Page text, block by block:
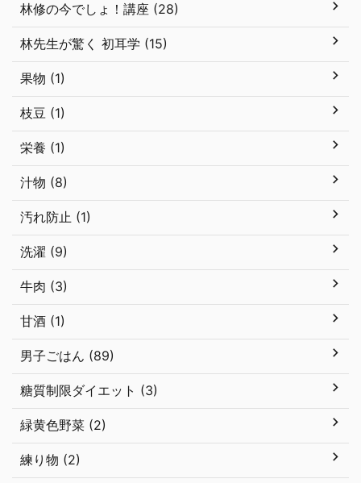
林修の今でしょ！講座 (28)
林先生が驚く 初耳学 (15)
果物 (1)
枝豆 (1)
栄養 (1)
汁物 (8)
汚れ防止 (1)
洗濯 (9)
牛肉 (3)
甘酒 (1)
男子ごはん (89)
糖質制限ダイエット (3)
緑黄色野菜 (2)
練り物 (2)